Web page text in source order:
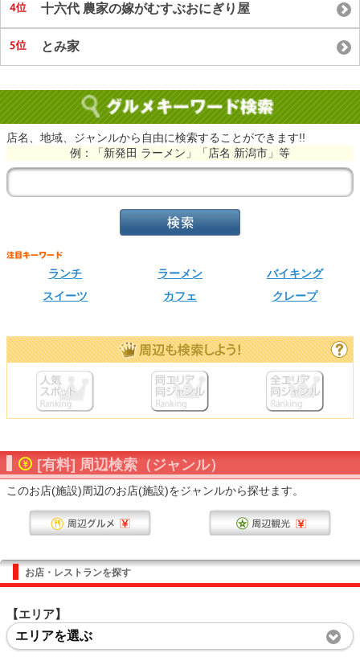
十六代 農家の嫁がむすぶおにぎり屋
とみ家
店名、地域、ジャンルから自由に検索することができます!!
例：「新発田 ラーメン」「店名 新潟市」等
ランチ ラーメン
バイキング
スイーツ
カフェ クレープ
[有料] 周辺検索（ジャンル）
このお店(施設)周辺のお店(施設)をジャンルから探せます。
お店・レストランを探す
【エリア】
エリアを選ぶ